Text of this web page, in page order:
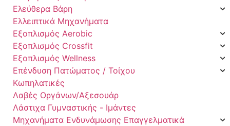
Ελεύθερα Βάρη
Ελλειπτικά Μηχανήματα
Εξοπλισμός Aerobic
Εξοπλισμός Crossfit
Εξοπλισμός Wellness
Επένδυση Πατώματος / Τοίχου
Κωπηλατικές
Λαβές Οργάνων/Αξεσουάρ
Λάστιχα Γυμναστικής - Ιμάντες
Μηχανήματα Ενδυνάμωσης Επαγγελματικά